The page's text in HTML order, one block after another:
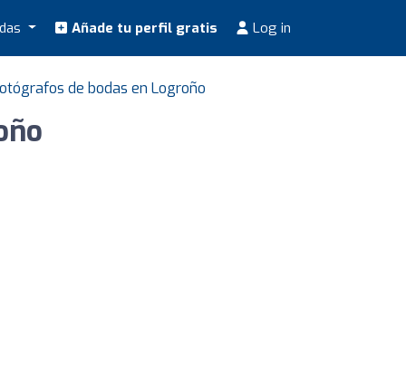
Añade tu perfil gratis Log in
de bodas en Logroño